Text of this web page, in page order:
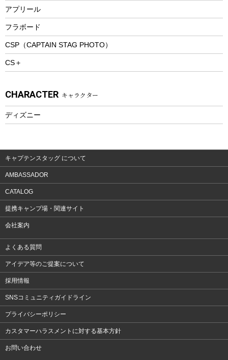
トレッキングアクセサリー
プレイグッズ
ウェルネス
ウェア、タオル
ウェア
アプリール
フラボード
CSP（CAPTAIN STAG PHOTO）
CS＋
CHARACTER キャラクター
ディズニー
キャプテンスタッグ について
AMBASSADOR
CATALOG
提携キャンプ場・関連サイト
会社案内
よくある質問
アイデア等のご提案について
採用情報
SNSコミュニティガイドライン
プライバシーポリシー
カスタマーハラスメントに対する基本方針
お問い合わせ